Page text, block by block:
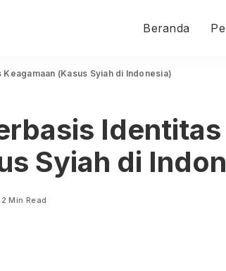
Beranda
(Kasus Syiah di Indonesia)
Identitas
Syiah di
2 Min Read